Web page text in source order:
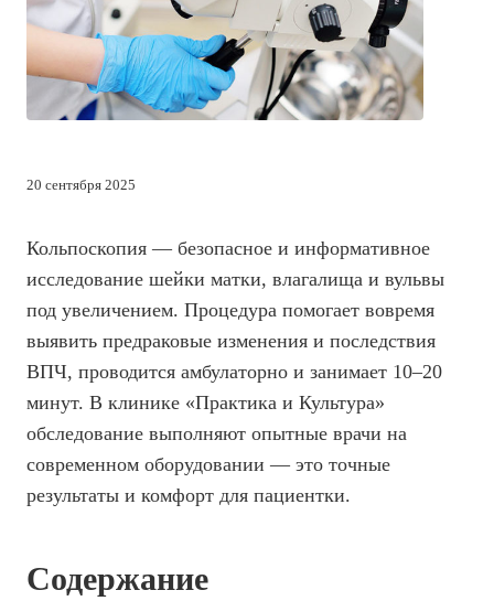
20 сентября 2025
Кольпоскопия — безопасное и информативное
исследование шейки матки, влагалища и вульвы
под увеличением. Процедура помогает вовремя
выявить предраковые изменения и последствия
ВПЧ, проводится амбулаторно и занимает 10–20
минут. В клинике «Практика и Культура»
обследование выполняют опытные врачи на
современном оборудовании — это точные
результаты и комфорт для пациентки.
Содержание